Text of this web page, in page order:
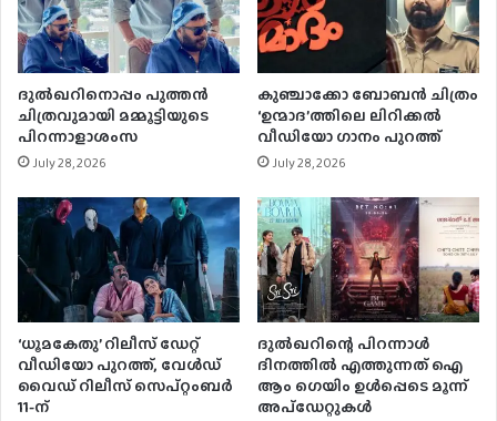
ദുൽഖറിനൊപ്പം പുത്തൻ
ചിത്രവുമായി മമ്മൂട്ടിയുടെ
പിറന്നാളാശംസ
July 28, 2026
കുഞ്ചാക്കോ ബോബന്‍ ചിത്രം
‘ഉന്മാദ’ത്തിലെ ലിറിക്കല്‍
വീഡിയോ ഗാനം പുറത്ത്
July 28, 2026
‘ധൂമകേതു’ റിലീസ് ഡേറ്റ്
വീഡിയോ പുറത്ത്, വേള്‍ഡ്
വൈഡ് റിലീസ് സെപ്റ്റംബര്‍
11-ന്
ദുൽഖറിന്റെ പിറന്നാൾ
ദിനത്തിൽ എത്തുന്നത് ഐ
ആം ഗെയിം ഉൾപ്പെടെ മൂന്ന്
അപ്‌ഡേറ്റുകൾ